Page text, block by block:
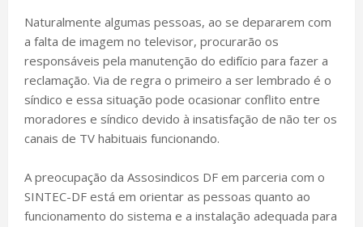
Naturalmente algumas pessoas, ao se depararem com
a falta de imagem no televisor, procurarão os
responsáveis pela manutenção do edifício para fazer a
reclamação. Via de regra o primeiro a ser lembrado é o
síndico e essa situação pode ocasionar conflito entre
moradores e síndico devido à insatisfação de não ter os
canais de TV habituais funcionando.
A preocupação da Assosindicos DF em parceria com o
SINTEC-DF está em orientar as pessoas quanto ao
funcionamento do sistema e a instalação adequada para